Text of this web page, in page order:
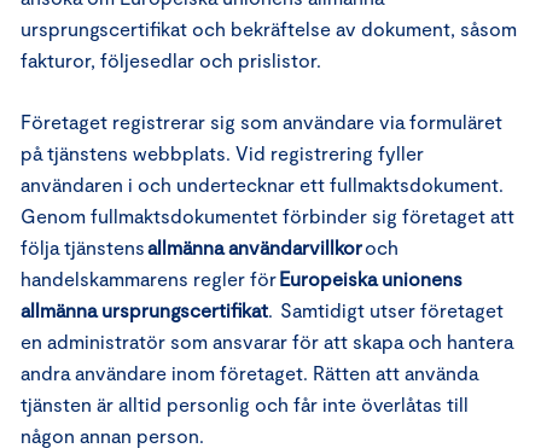
ursprungscertifikat och bekräftelse av dokument, såsom
fakturor, följesedlar och prislistor.
Företaget registrerar sig som användare via formuläret
på tjänstens webbplats. Vid registrering fyller
användaren i och undertecknar ett fullmaktsdokument.
Genom fullmaktsdokumentet förbinder sig företaget att
följa tjänstensallmänna användarvillkoroch
handelskammarens regler förEuropeiska unionens
allmänna ursprungscertifikat. Samtidigt utser företaget
en administratör som ansvarar för att skapa och hantera
andra användare inom företaget. Rätten att använda
tjänsten är alltid personlig och får inte överlåtas till
någon annan person.